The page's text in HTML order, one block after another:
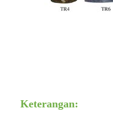
Keterangan: